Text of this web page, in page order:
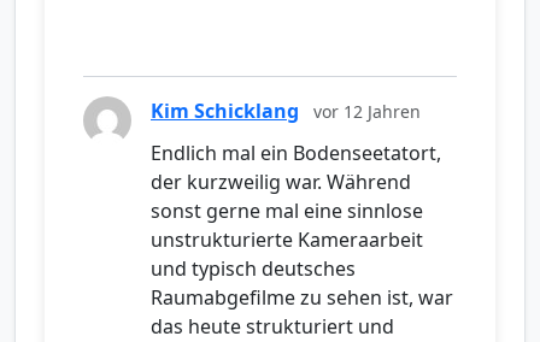
Kim Schicklang vor 12 Jahren
Endlich mal ein Bodenseetatort,
der kurzweilig war. Während
sonst gerne mal eine sinnlose
unstrukturierte Kameraarbeit
und typisch deutsches
Raumabgefilme zu sehen ist, war
das heute strukturiert und